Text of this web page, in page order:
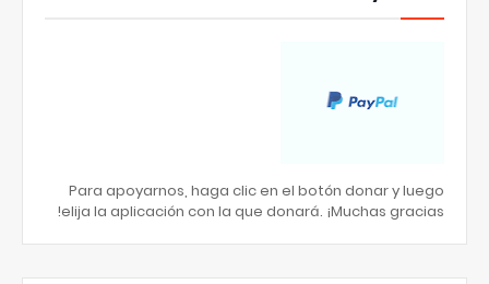
Para apoyarnos, haga clic en el botón donar y luego
elija la aplicación con la que donará. ¡Muchas gracias!